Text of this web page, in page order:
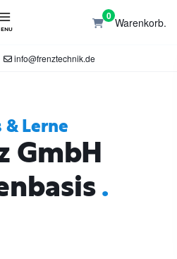
info@frenztechnik.de
0 Warenkorb.
& Lerne
GmbH